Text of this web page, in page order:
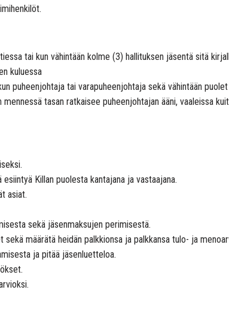
tai kun vähintään kolme (3) hallituksen jäsentä sitä
kuluessa
puheenjohtaja tai varapuheenjohtaja sekä vähintään
tasan ratkaisee puheenjohtajan ääni, vaaleissa
Killan puolesta kantajana ja vastaajana.
asiat.
sekä jäsenmaksujen perimisestä.
määrätä heidän palkkionsa ja palkkansa tulo- ja
ja pitää jäsenluetteloa.